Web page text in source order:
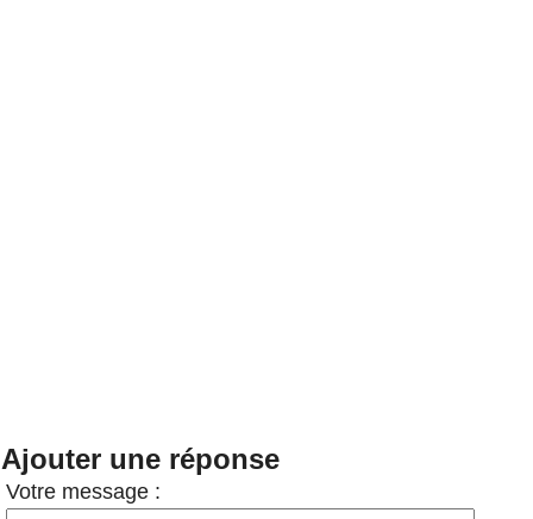
Ajouter une réponse
Votre message :